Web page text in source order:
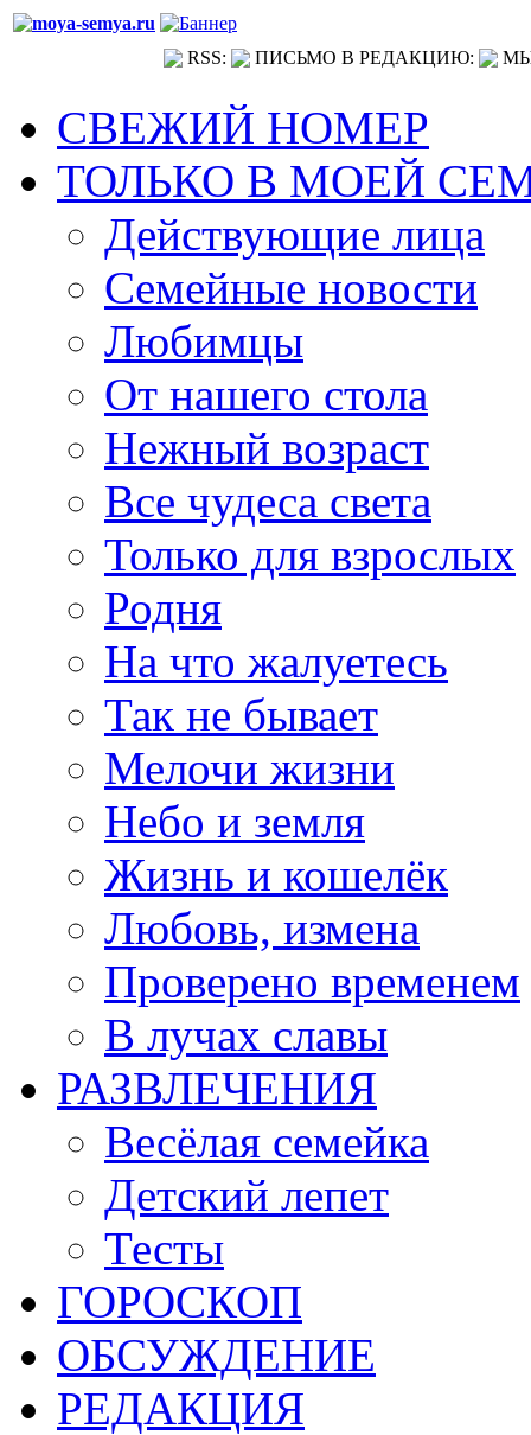
RSS: ПИСЬМО В РЕДАКЦИЮ:
СВЕЖИЙ НОМЕР
ТОЛЬКО В МОЕЙ
Действующие лица
Семейные новости
Любимцы
От нашего стола
Нежный возраст
Все чудеса света
Только для взрослых
Родня
На что жалуетесь
Так не бывает
Мелочи жизни
Небо и земля
Жизнь и кошелёк
Любовь, измена
Проверено временем
В лучах славы
РАЗВЛЕЧЕНИЯ
Весёлая семейка
Детский лепет
Тесты
ГОРОСКОП
ОБСУЖДЕНИЕ
РЕДАКЦИЯ